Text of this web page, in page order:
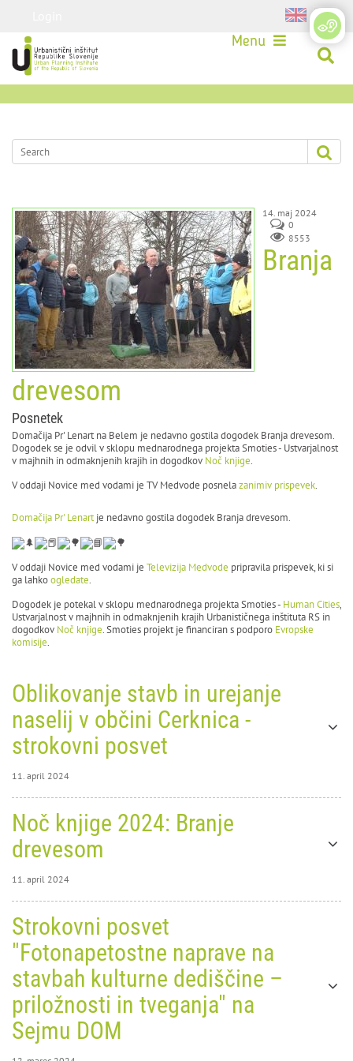
Menu
14. maj 2024
0
8553
Branja
drevesom
Posnetek
Domačija Pr' Lenart na Belem je nedavno gostila dogodek Branja drevesom.
Dogodek se je odvil v sklopu mednarodnega projekta Smoties - Ustvarjalnost
v majhnih in odmaknjenih krajih in dogodkov Noč knjige.
V oddaji Novice med vodami je TV Medvode posnelazanimiv prispevek.
Domačija Pr' Lenartje nedavno gostila dogodek Branja drevesom.
V oddaji Novice med vodami je Televizija Medvode pripravila prispevek, ki si
ga lahkoogledate.
Dogodek je potekal v sklopu mednarodnega projekta Smoties - Human Cities,
Ustvarjalnost v majhnih in odmaknjenih krajih Urbanističnega inštituta RS in
dogodkov Noč knjige. Smoties projekt je financiran s podporo Evropske
komisije.
Oblikovanje stavb in urejanje
naselij v občini Cerknica -
strokovni posvet
11. april 2024
Oblikovanje stavb in urejanje
naselij v občini Cerknica -
strokovni posvet
Noč knjige 2024: Branje
drevesom
11. april 2024
Noč
knjige
Strokovni posvet
"Fotonapetostne naprave na
stavbah kulturne dediščine –
priložnosti in tveganja" na
Sejmu DOM